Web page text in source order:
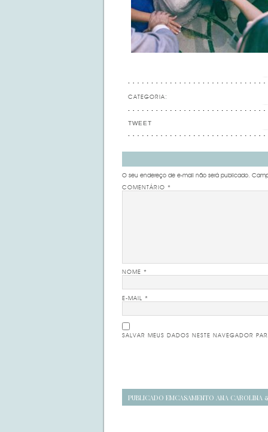
CATEGORIA:
TWEET
O seu endereço de e-mail não será publicado.
COMENTÁRIO *
NOME *
E-MAIL *
SALVAR MEUS DADOS NESTE NAVEGADOR
Navegação
PUBLICADO EMCASAMENTO ANA CAROLINA